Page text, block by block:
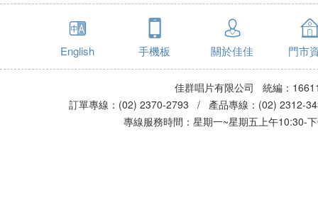
English 手機板 關於佳佳 門市
佳群唱片有限公司 統編：
訂單專線：(02) 2370-2793 / 產品專線：(02)
專線服務時間：星期一~星期五上午10:30-